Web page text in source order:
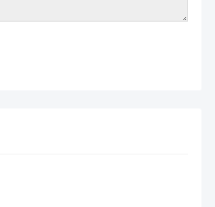
的技术问题，建议将详细
持邮箱：
FR1002是一款高性能的人